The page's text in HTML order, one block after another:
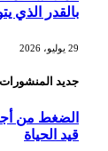
بالقدر الذي
29 يوليو، 2026
جديد المنشورات
الضغط من أجل
قيد الحياة